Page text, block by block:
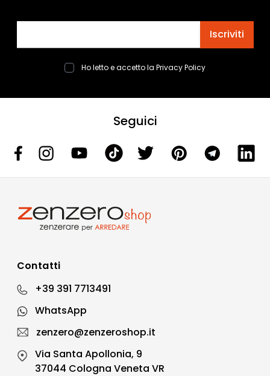
Iscriviti
Ho letto e accetto la Privacy Policy
Seguici
Contatti
+39 391 7713491
WhatsApp
zenzero@zenzeroshop.it
Via Santa Apollonia, 9
37044 Cologna Veneta VR